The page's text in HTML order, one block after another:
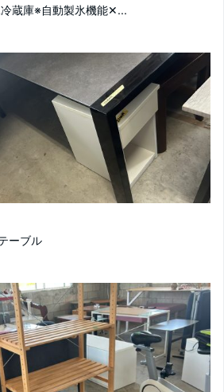
蔵庫※自動製氷機能‪✕...
ーブル